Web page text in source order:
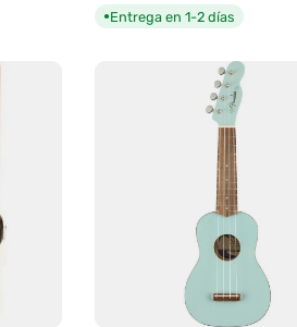
habitual
●Entrega en 1-2 días